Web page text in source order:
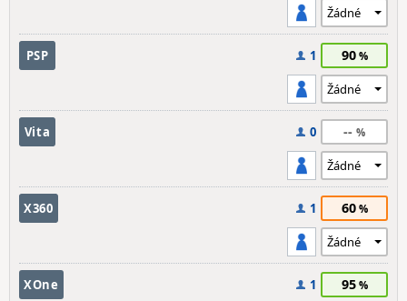
PSP 1 90
Vita 0 --
X360 1 60
XOne 1 95